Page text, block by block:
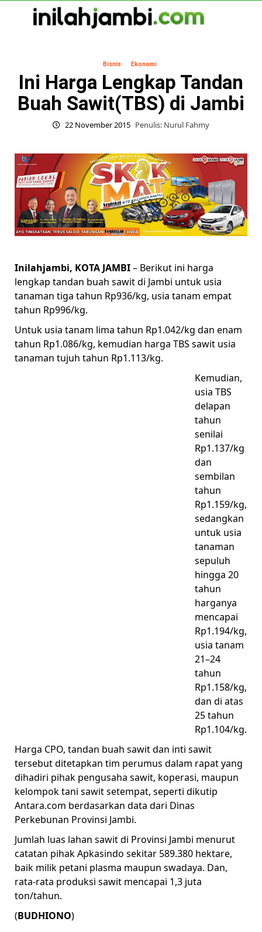
Bisnis Ekonomi
Ini Harga Lengkap Tandan
Buah Sawit(TBS) di Jambi
22 November 2015 Penulis: Nurul Fahmy
Inilahjambi, KOTA JAMBI– Berikut ini harga
lengkap tandan buah sawit di Jambi untuk usia
tanaman tiga tahun Rp936/kg, usia tanam empat
tahun Rp996/kg.
Untuk usia tanam lima tahun Rp1.042/kg dan enam
tahun Rp1.086/kg, kemudian harga TBS sawit usia
tanaman tujuh tahun Rp1.113/kg.
Kemudian,
usia TBS
delapan
tahun
senilai
Rp1.137/kg
dan
sembilan
tahun
Rp1.159/kg,
sedangkan
untuk usia
tanaman
sepuluh
hingga 20
tahun
harganya
mencapai
Rp1.194/kg,
usia tanam
21–24
tahun
Rp1.158/kg,
dan di atas
25 tahun
Rp1.104/kg.
Harga CPO, tandan buah sawit dan inti sawit
tersebut ditetapkan tim perumus dalam rapat yang
dihadiri pihak pengusaha sawit, koperasi, maupun
kelompok tani sawit setempat, seperti dikutip
Antara.com berdasarkan data dari Dinas
Perkebunan Provinsi Jambi.
Jumlah luas lahan sawit di Provinsi Jambi menurut
catatan pihak Apkasindo sekitar 589.380 hektare,
baik milik petani plasma maupun swadaya. Dan,
rata-rata produksi sawit mencapai 1,3 juta
ton/tahun.
(BUDHIONO)